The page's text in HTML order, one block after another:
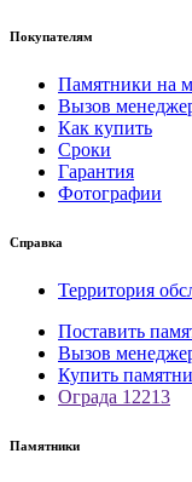
Покупателям
Памятники на
Вызов
Как купить
Сроки
Гарантия
Фотографии
Справка
Территория
Поставить
Вызов
Купить
Ограда 12213
Памятники